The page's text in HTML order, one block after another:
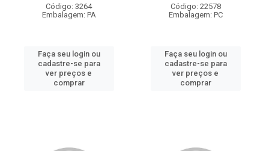
Código: 3264
Embalagem: PA
Faça seu login ou
cadastre-se para
ver preços e
comprar
Código: 22578
Embalagem: PC
Faça seu login ou
cadastre-se para
ver preços e
comprar